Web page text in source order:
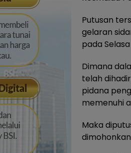
Putusan
gelaran
pada
Dimana
telah
pidana
memenuhi
Maka